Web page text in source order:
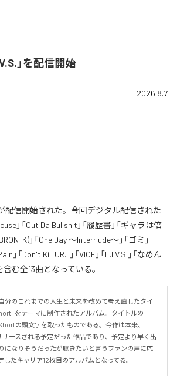
」を配信開始
2026.8.7
が配信開始された。今回デジタル配信された
」「Cut Da Bullshit」「履歴書」「ギャラは倍
K)」「One Day ～Interrlude～」「ゴミ」
」「Don't Kill UR...」「VICE」「L.I.V.S.」「なめん
含む全13曲となっている。
分のこれまでの人生と未来を改めて考え直したタイ
」をテーマに制作されたアルバム。タイトルの
Shortの頭文字を取ったものである。今作は本来、
リースされる予定だった作品であり、予定より早く出
になりそうだったが聴きたいと言うファンの声に応
したキャリア12枚目のアルバムとなってる。